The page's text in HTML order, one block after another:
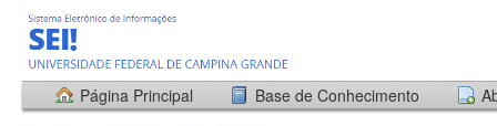
Página Principal Base de Conhecimento